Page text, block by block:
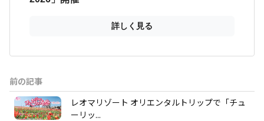
前の記事
レオマリゾート オリエンタルトリップで「チュ
ーリッ...